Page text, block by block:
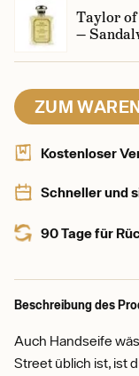
Taylor of
—
ZUM
Kostenloser
Schneller und
90 Tage für
Beschreibung des
Auch Handseife
Street üblich ist, ist